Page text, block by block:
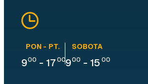
PON - PT.
900 - 17 00
SOBOTA
900 - 15 00